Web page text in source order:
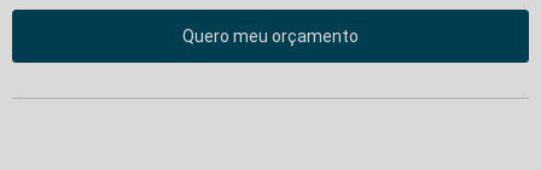
Quero meu orçamento